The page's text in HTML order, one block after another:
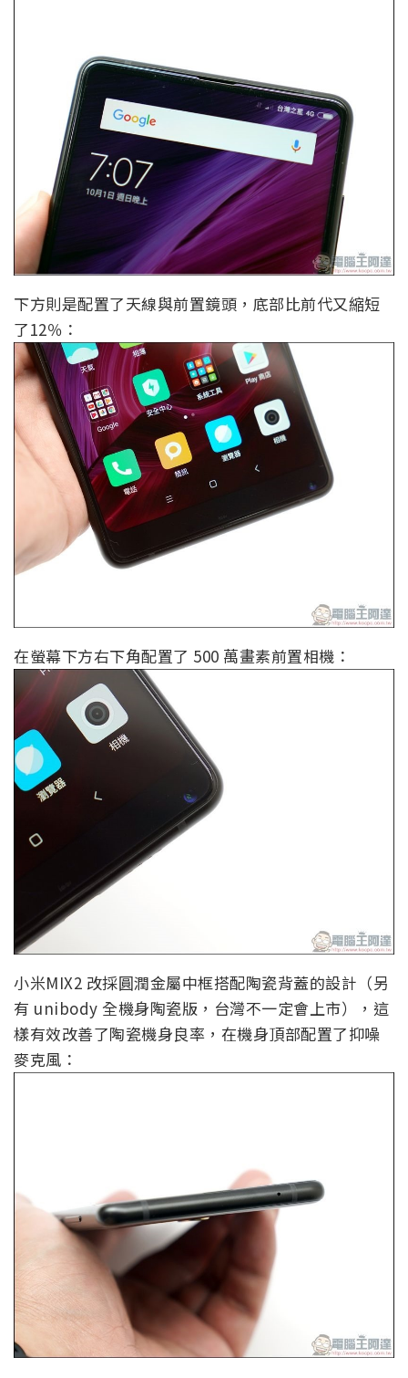
下方則是配置了天線與前置鏡頭，底部比前代又縮短
了12％：
在螢幕下方右下角配置了 500 萬畫素前置相機：
小米MIX2 改採圓潤金屬中框搭配陶瓷背蓋的設計（另
有 unibody 全機身陶瓷版，台灣不一定會上市），這
樣有效改善了陶瓷機身良率，在機身頂部配置了抑噪
麥克風：